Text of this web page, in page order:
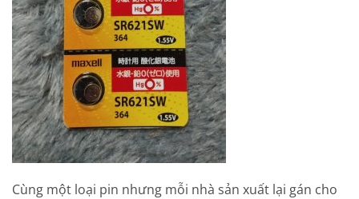
Cùng một loại pin nhưng mỗi nhà sản xuất lại gán cho